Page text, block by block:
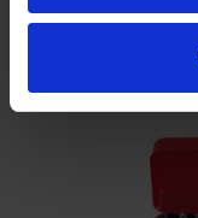
Bestel nu!